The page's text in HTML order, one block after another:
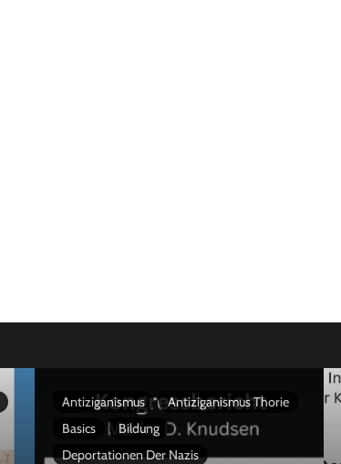
Antiziganismus
Antiziganismus Thorie
Basics
Bildung
Deportationen Der Nazis